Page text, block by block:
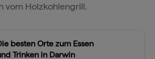
vom Holzkohlengrill.
besten Orte zum Essen
Trinken in Darwin